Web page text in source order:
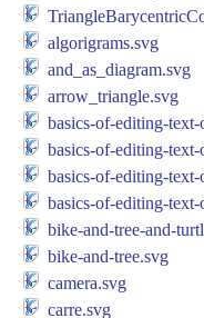
algorigrams.svg
and_as_diagram.svg
arrow_triangle.svg
basics-of-editing-
basics-of-editing-
basics-of-editing-
basics-of-editing-
bike-and-tree-and-
bike-and-tree.svg
camera.svg
carre.svg